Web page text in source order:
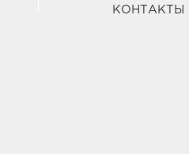
КОНТАКТЫ